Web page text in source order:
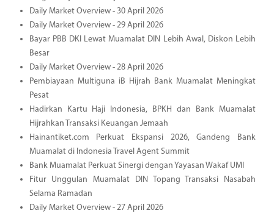
Daily Market Overview - 30 April 2026
Daily Market Overview - 29 April 2026
Bayar PBB DKI Lewat Muamalat DIN Lebih Awal, Diskon Lebih
Besar
Daily Market Overview - 28 April 2026
Pembiayaan Multiguna iB Hijrah Bank Muamalat Meningkat
Pesat
Hadirkan Kartu Haji Indonesia, BPKH dan Bank Muamalat
Hijrahkan Transaksi Keuangan Jemaah
Hainantiket.com Perkuat Ekspansi 2026, Gandeng Bank
Muamalat di Indonesia Travel Agent Summit
Bank Muamalat Perkuat Sinergi dengan Yayasan Wakaf UMI
Fitur Unggulan Muamalat DIN Topang Transaksi Nasabah
Selama Ramadan
Daily Market Overview - 27 April 2026